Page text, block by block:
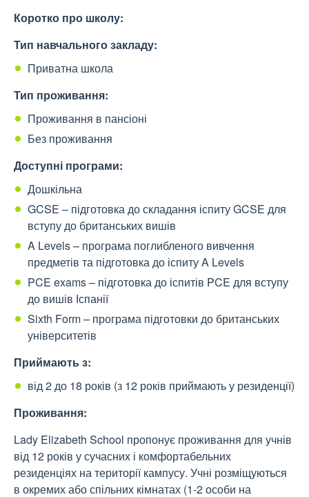
Коротко про школу:
Тип навчального закладу:
Приватна школа
Тип проживання:
Проживання в пансіоні
Без проживання
Доступні програми:
Дошкільна
GCSE – підготовка до складання іспиту GCSE для
вступу до британських вишів
A Levels – програма поглибленого вивчення
предметів та підготовка до іспиту A Levels
PCE exams – підготовка до іспитів PCE для вступу
до вишів Іспанії
Sixth Form – програма підготовки до британських
університетів
Приймають з:
від 2 до 18 років (з 12 років приймають у резиденції)
Проживання:
Lady Elizabeth School пропонує проживання для учнів
від 12 років у сучасних і комфортабельних
резиденціях на території кампусу. Учні розміщуються
в окремих або спільних кімнатах (1-2 особи на